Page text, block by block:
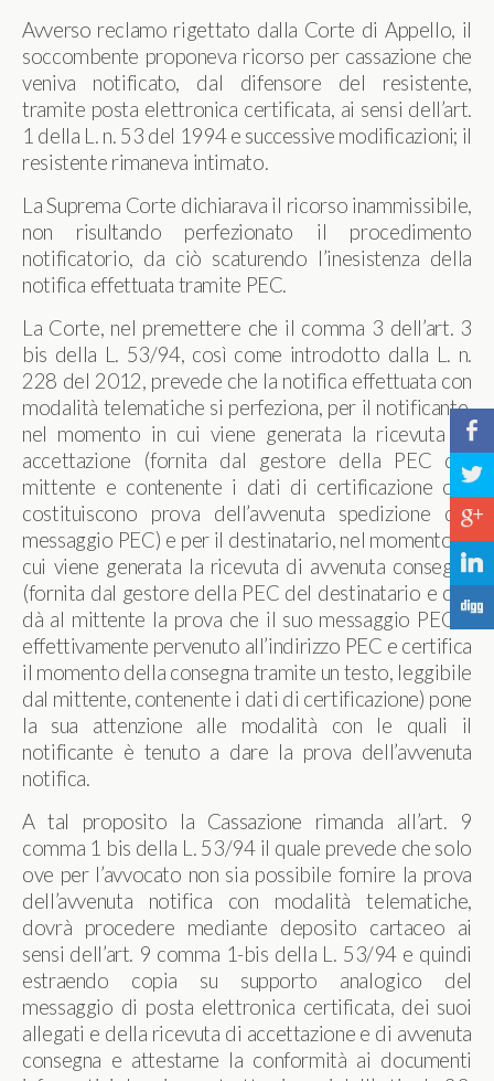
Avverso reclamo rigettato dalla Corte di Appello, il
soccombente proponeva ricorso per cassazione che
veniva notificato, dal difensore del resistente,
tramite posta elettronica certificata, ai sensi dell’art.
1 della L. n. 53 del 1994 e successive modificazioni; il
resistente rimaneva intimato.
La Suprema Corte dichiarava il ricorso inammissibile,
non risultando perfezionato il procedimento
notificatorio, da ciò scaturendo l’inesistenza della
notifica effettuata tramite PEC.
La Corte, nel premettere che il comma 3 dell’art. 3
bis della L. 53/94, così come introdotto dalla L. n.
228 del 2012, prevede che la notifica effettuata con
modalità telematiche si perfeziona, per il notificante,
nel momento in cui viene generata la ricevuta di
accettazione (fornita dal gestore della PEC del
mittente e contenente i dati di certificazione che
costituiscono prova dell’avvenuta spedizione del
messaggio PEC) e per il destinatario, nel momento in
cui viene generata la ricevuta di avvenuta consegna
(fornita dal gestore della PEC del destinatario e che
dà al mittente la prova che il suo messaggio PEC è
effettivamente pervenuto all’indirizzo PEC e certifica
il momento della consegna tramite un testo, leggibile
dal mittente, contenente i dati di certificazione) pone
la sua attenzione alle modalità con le quali il
notificante è tenuto a dare la prova dell’avvenuta
notifica.
A tal proposito la Cassazione rimanda all’art. 9
comma 1 bis della L. 53/94 il quale prevede che solo
ove per l’avvocato non sia possibile fornire la prova
dell’avvenuta notifica con modalità telematiche,
dovrà procedere mediante deposito cartaceo ai
sensi dell’art. 9 comma 1-bis della L. 53/94 e quindi
estraendo copia su supporto analogico del
messaggio di posta elettronica certificata, dei suoi
allegati e della ricevuta di accettazione e di avvenuta
consegna e attestarne la conformità ai documenti
b
a
c
j
F